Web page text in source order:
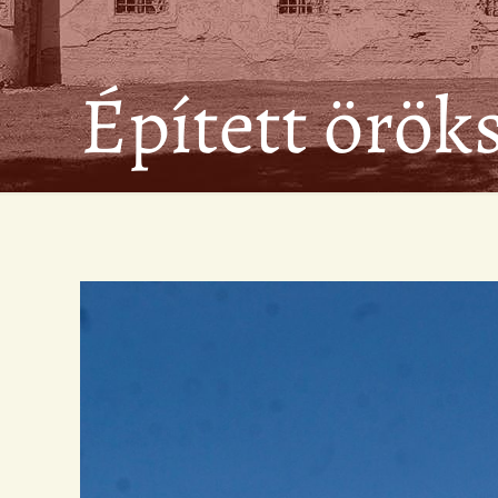
Épített